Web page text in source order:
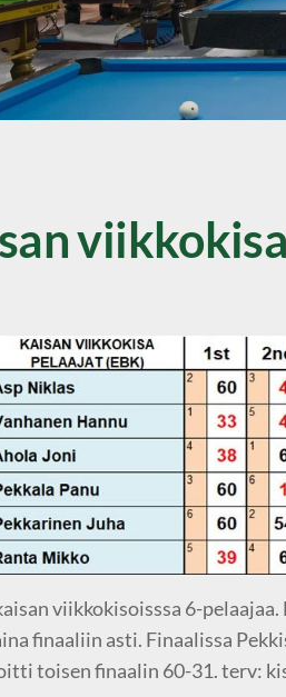
viikkokisoisssa 6-
finaaliin asti. Finaalissa
toisen finaalin 60-31. terv: